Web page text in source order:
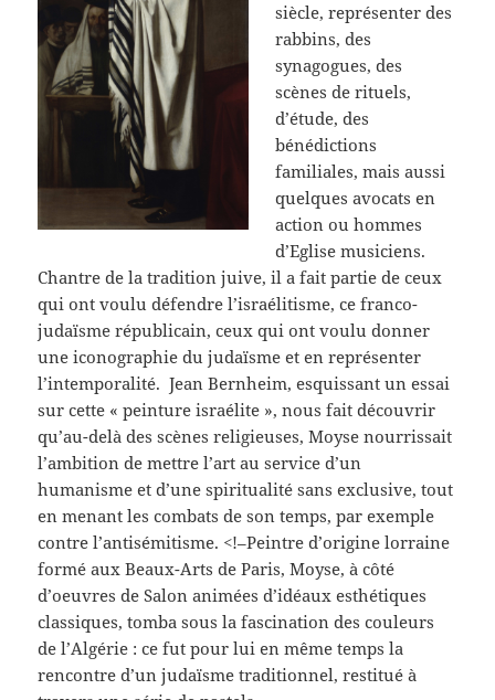
siècle, représenter des
rabbins, des
synagogues, des
scènes de rituels,
d’étude, des
bénédictions
familiales, mais aussi
quelques avocats en
action ou hommes
d’Eglise musiciens.
Chantre de la tradition juive, il a fait partie de ceux
qui ont voulu défendre l’israélitisme, ce franco-
judaïsme républicain, ceux qui ont voulu donner
une iconographie du judaïsme et en représenter
l’intemporalité. Jean Bernheim, esquissant un essai
sur cette « peinture israélite », nous fait découvrir
qu’au-delà des scènes religieuses, Moyse nourrissait
l’ambition de mettre l’art au service d’un
humanisme et d’une spiritualité sans exclusive, tout
en menant les combats de son temps, par exemple
contre l’antisémitisme. <!–Peintre d’origine lorraine
formé aux Beaux-Arts de Paris, Moyse, à côté
d’oeuvres de Salon animées d’idéaux esthétiques
classiques, tomba sous la fascination des couleurs
de l’Algérie : ce fut pour lui en même temps la
rencontre d’un judaïsme traditionnel, restitué à